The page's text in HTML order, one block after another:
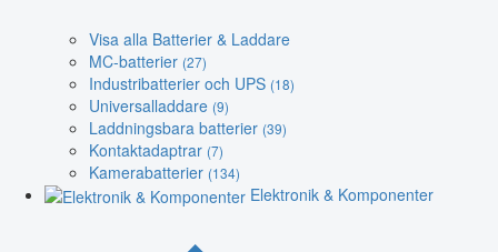
Visa alla Batterier & Laddare
MC-batterier (27)
Industribatterier och UPS (18)
Universalladdare (9)
Laddningsbara batterier (39)
Kontaktadaptrar (7)
Kamerabatterier (134)
Elektronik & Komponenter